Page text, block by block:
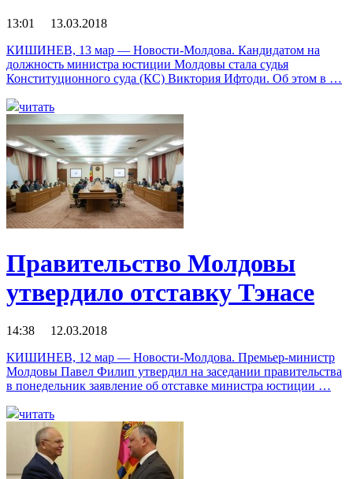
13:01 13.03.2018
КИШИНЕВ, 13 мар — Новости-Молдова. Кандидатом на
должность министра юстиции Молдовы стала судья
Конституционного суда (КС) Виктория Ифтоди. Об этом в …
читать
Правительство Молдовы
утвердило отставку Тэнасе
14:38 12.03.2018
КИШИНЕВ, 12 мар — Новости-Молдова. Премьер-министр
Молдовы Павел Филип утвердил на заседании правительства
в понедельник заявление об отставке министра юстиции …
читать